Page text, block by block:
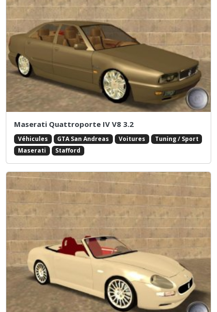
Maserati Quattroporte IV V8 3.2
Véhicules GTA San Andreas Voitures
Tuning / Sport
Maserati
Stafford